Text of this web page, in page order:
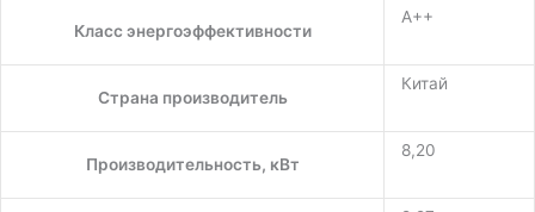
Класс энергоэффективности
A++
Страна производитель
Китай
Производительность, кВт
8,20